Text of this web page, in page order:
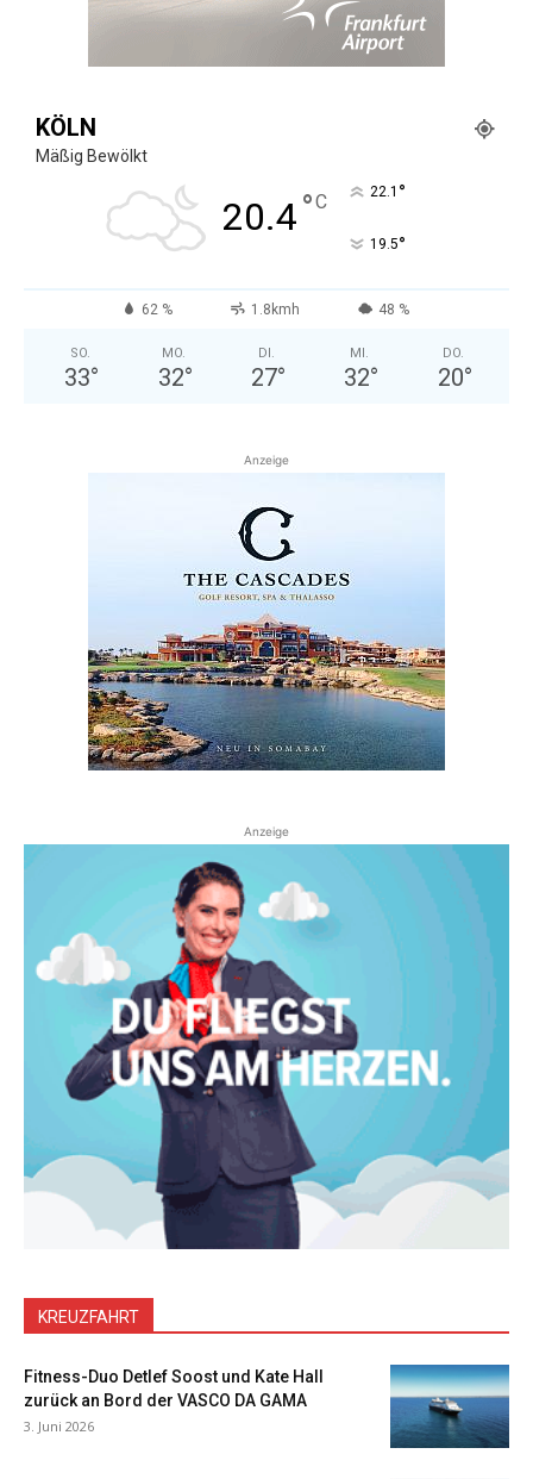
KÖLN
Mäßig Bewölkt
20.4°C 22.1 °
19.5°
62 % 1.8kmh 48 %
SO.
33°
MO.
32°
DI.
27°
MI.
32°
DO.
20°
Anzeige
Anzeige
KREUZFAHRT
Fitness-Duo Detlef Soost und Kate Hall
zurück an Bord der VASCO DA GAMA
3. Juni 2026